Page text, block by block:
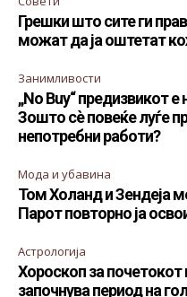
Грешки што сите ги
можат да ја оштетат
Занимливости
„No Buy“ предизвикот
Зошто сè повеќе луѓе
непотребни работи?
Мода и убавина
Том Холанд и Зендеја
Парот повторно ја
Астрологија
Хороскоп за почетокот
започнува период на